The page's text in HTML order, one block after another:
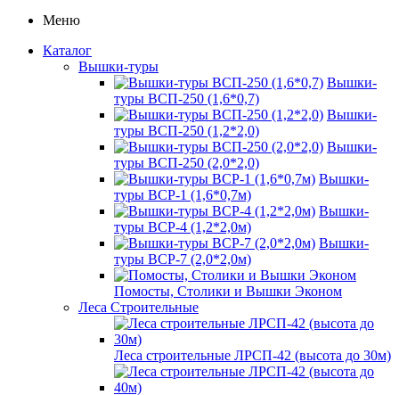
Меню
Каталог
Вышки-туры
Вышки-
туры ВСП-250 (1,6*0,7)
Вышки-
туры ВСП-250 (1,2*2,0)
Вышки-
туры ВСП-250 (2,0*2,0)
Вышки-
туры ВСР-1 (1,6*0,7м)
Вышки-
туры ВСР-4 (1,2*2,0м)
Вышки-
туры ВСР-7 (2,0*2,0м)
Помосты, Столики и Вышки Эконом
Леса Строительные
Леса строительные ЛРСП-42 (высота до 30м)